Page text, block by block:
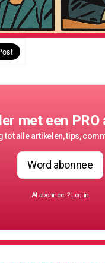
met een
tot alle artikelen, tips,
Word abonnee
Al abonnee..? Log in